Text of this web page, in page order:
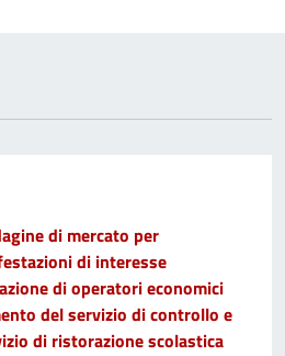
di mercato per
di interesse
di operatori economici
del servizio di controllo e
di ristorazione scolastica